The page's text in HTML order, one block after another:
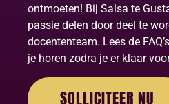
ontmoeten! Bij Salsa te
passie delen door deel te
docententeam. Lees de
je horen zodra je er klaar
SOLLICITEER NU